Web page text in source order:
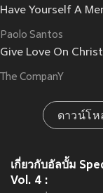
Paolo Santos
Give Love On
The CompanY
ดาวน์โห
เกี่ยวกับอัลบั้ม
Vol. 4 :